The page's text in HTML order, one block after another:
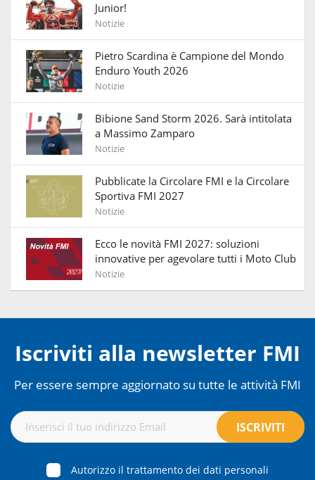
Junior!
Notizie
Pietro Scardina è Campione del Mondo
Enduro Youth 2026
Notizie
Bibione Sand Storm 2026. Sarà intitolata
a Massimo Zamparo
Notizie
Pubblicate la Circolare FMI e la Circolare
Sportiva FMI 2027
Notizie
Ecco le novità FMI 2027: soluzioni
innovative per agevolare tutti i Moto Club
Notizie
Iscriviti alla newsletter FMI
Per essere sempre aggiornato su tutte le attività FMI
Autorizzo il trattamento dei dati personali